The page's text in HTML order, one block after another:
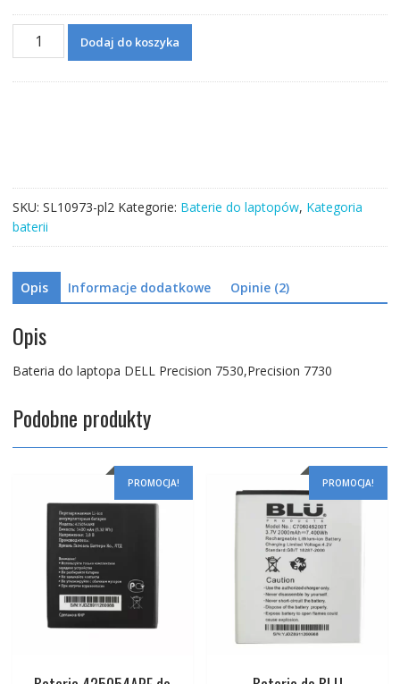
Bateria
Dodaj do koszyka
SKU: SL10973-pl2 Kategorie: Baterie do laptopów, Kategoria
baterii
Opis Informacje dodatkowe Opinie (2)
Opis
Bateria do laptopa DELL Precision 7530,Precision 7730
Podobne produkty
PROMOCJA! PROMOCJA!